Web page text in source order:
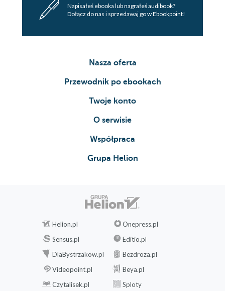
Napisałeś ebooka lub nagrałeś audibook?
Dołącz do nas i sprzedawaj go w Ebookpoint!
Nasza oferta
Przewodnik po ebookach
Twoje konto
O serwisie
Współpraca
Grupa Helion
Helion.pl
Onepress.pl
Sensus.pl
Editio.pl
DlaBystrzakow.pl
Bezdroza.pl
Videopoint.pl
Beya.pl
Czytalisek.pl
Sploty